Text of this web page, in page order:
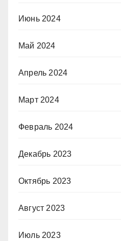
Июнь 2024
Май 2024
Апрель 2024
Март 2024
Февраль 2024
Декабрь 2023
Октябрь 2023
Август 2023
Июль 2023